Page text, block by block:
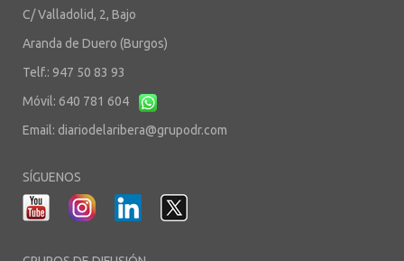
C/ Valladolid, 2, Bajo
Aranda de Duero (Burgos)
Telf.: 947 50 83 93
Móvil: 640 781 604
Email: diariodelaribera@grupodr.com
SÍGUENOS